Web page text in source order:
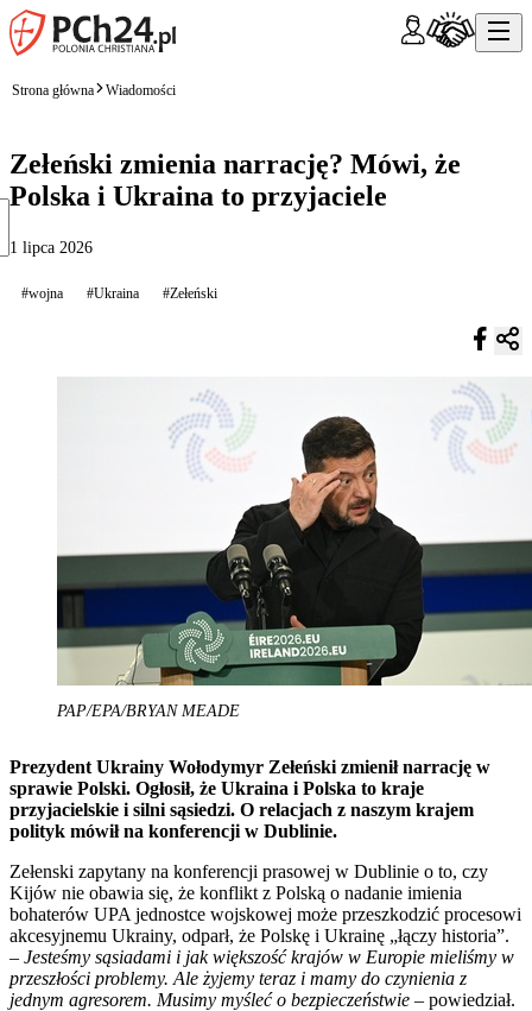
Strona główna Wiadomości
Zełeński zmienia narrację? Mówi, że
Polska i Ukraina to przyjaciele
1 lipca 2026
#wojna #Ukraina #Zełeński
PAP/EPA/BRYAN MEADE
Prezydent Ukrainy Wołodymyr Zełeński zmienił narrację w
sprawie Polski. Ogłosił, że Ukraina i Polska to kraje
przyjacielskie i silni sąsiedzi. O relacjach z naszym krajem
polityk mówił na konferencji w Dublinie.
Zełenski zapytany na konferencji prasowej w Dublinie o to, czy
Kijów nie obawia się, że konflikt z Polską o nadanie imienia
bohaterów UPA jednostce wojskowej może przeszkodzić procesowi
akcesyjnemu Ukrainy, odparł, że Polskę i Ukrainę „łączy historia”.
– Jesteśmy sąsiadami i jak większość krajów w Europie mieliśmy w
przeszłości problemy. Ale żyjemy teraz i mamy do czynienia z
jednym agresorem. Musimy myśleć o bezpieczeństwie – powiedział.